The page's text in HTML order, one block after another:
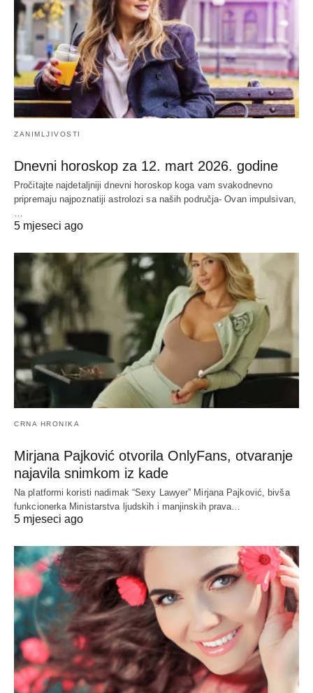
ZANIMLJIVOSTI
Dnevni horoskop za 12. mart 2026. godine
Pročitajte najdetaljniji dnevni horoskop koga vam svakodnevno
pripremaju najpoznatiji astrolozi sa naših područja- Ovan impulsivan,
5 mjeseci ago
CRNA HRONIKA
Mirjana Pajković otvorila OnlyFans, otvaranje
najavila snimkom iz kade
Na platformi koristi nadimak “Sexy Lawyer” Mirjana Pajković, bivša
funkcionerka Ministarstva ljudskih i manjinskih prava…
5 mjeseci ago